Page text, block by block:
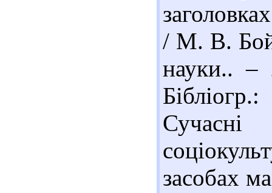
/ М. В.
науки..
засобах